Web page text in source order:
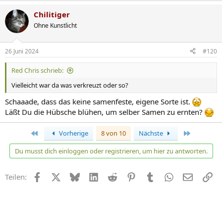
Chilitiger
Ohne Kunstlicht
26 Juni 2024 #120
Red Chris schrieb:
Vielleicht war da was verkreuzt oder so?
Schaaade, dass das keine samenfeste, eigene Sorte ist.
Läßt Du die Hübsche blühen, um selber Samen zu ernten?
Erste Vorherige 8 von 10 Nächste
Du musst dich einloggen oder registrieren, um hier zu antworten.
Teilen: Facebook BlueskyLinkedIn
Reddit PinterestTumblr WhatsApp
E-Mail